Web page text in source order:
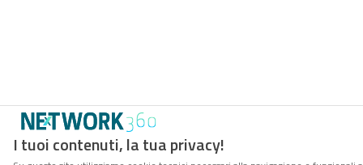
I tuoi contenuti, la tua privacy!